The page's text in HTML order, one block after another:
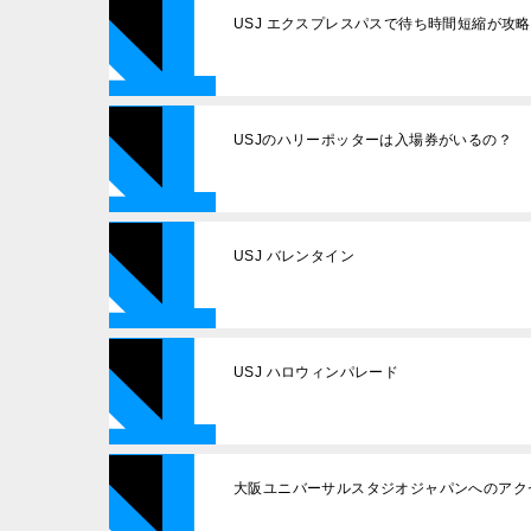
USJ エクスプレスパスで待ち時間短縮が攻
USJのハリーポッターは入場券がいるの？
USJ バレンタイン
USJ ハロウィンパレード
大阪ユニバーサルスタジオジャパンへのアク